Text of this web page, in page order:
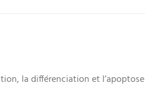
la différenciation et l’apoptose